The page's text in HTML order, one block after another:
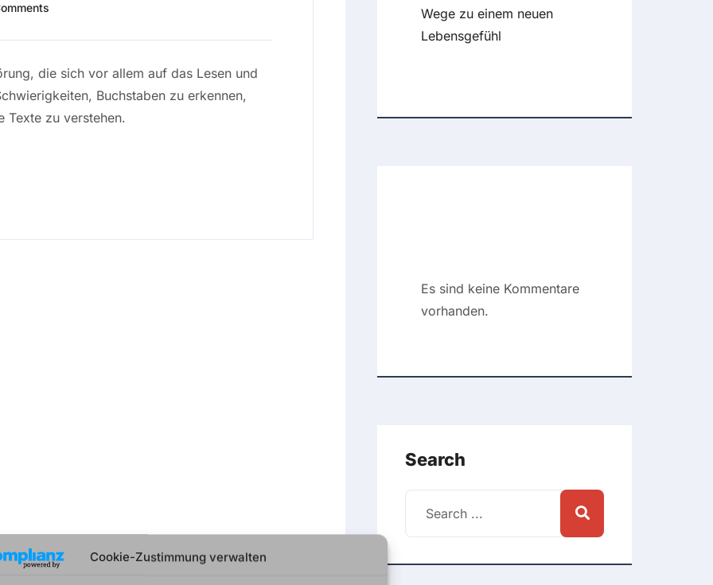
Cookie-Zustimmung verwalten
die sich vor allem auf das Lesen und
Buchstaben zu erkennen,
Texte zu verstehen.
Wege zu einem neuen
Lebensgefühl
Es sind keine Kommentare
vorhanden.
Search